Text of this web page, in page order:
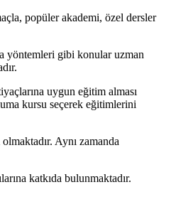
popüler akademi, özel dersler
yöntemleri gibi konular uzman
uygun eğitim alması
kursu seçerek eğitimlerini
Aynı zamanda
katkıda bulunmaktadır.